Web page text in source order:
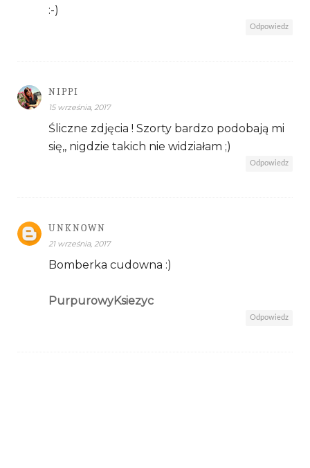
:-)
Odpowiedz
NIPPI
15 września, 2017
Śliczne zdjęcia ! Szorty bardzo podobają mi
się,, nigdzie takich nie widziałam ;)
Odpowiedz
UNKNOWN
21 września, 2017
Bomberka cudowna :)
PurpurowyKsiezyc
Odpowiedz